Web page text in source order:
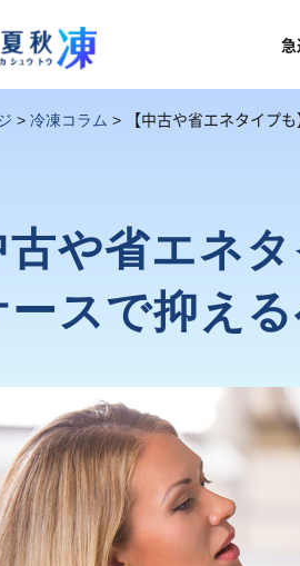
> 冷凍コラム > 【中古や省エネタイプ
古や省エネ
ースで抑え